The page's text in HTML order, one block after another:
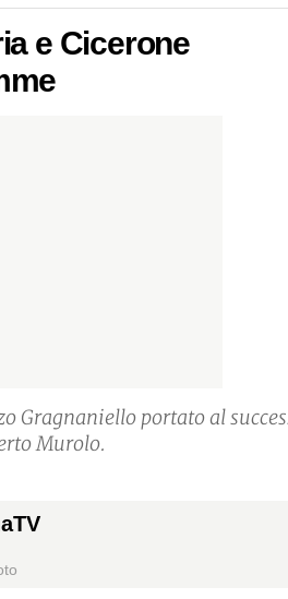
e Cicerone
Gragnaniello portato al
Murolo.